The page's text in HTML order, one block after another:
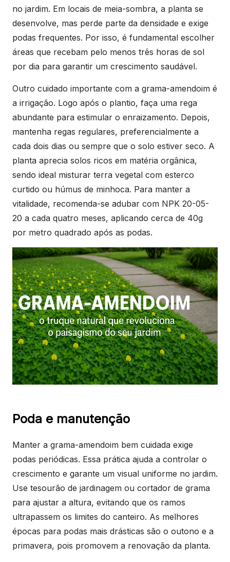
no jardim. Em locais de meia-sombra, a planta se
desenvolve, mas perde parte da densidade e exige
podas frequentes. Por isso, é fundamental escolher
áreas que recebam pelo menos três horas de sol
por dia para garantir um crescimento saudável.
Outro cuidado importante com a grama-amendoim é
a irrigação. Logo após o plantio, faça uma rega
abundante para estimular o enraizamento. Depois,
mantenha regas regulares, preferencialmente a
cada dois dias ou sempre que o solo estiver seco. A
planta aprecia solos ricos em matéria orgânica,
sendo ideal misturar terra vegetal com esterco
curtido ou húmus de minhoca. Para manter a
vitalidade, recomenda-se adubar com NPK 20-05-
20 a cada quatro meses, aplicando cerca de 40g
por metro quadrado após as podas.
Poda e manutenção
Manter a grama-amendoim bem cuidada exige
podas periódicas. Essa prática ajuda a controlar o
crescimento e garante um visual uniforme no jardim.
Use tesourão de jardinagem ou cortador de grama
para ajustar a altura, evitando que os ramos
ultrapassem os limites do canteiro. As melhores
épocas para podas mais drásticas são o outono e a
primavera, pois promovem a renovação da planta.